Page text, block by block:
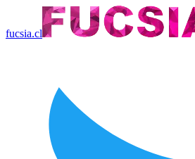
fucsia.cl